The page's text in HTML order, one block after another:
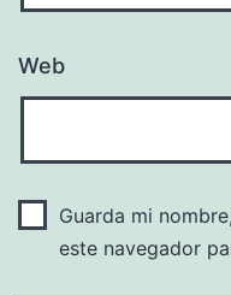
Web
Guarda mi
este navegador